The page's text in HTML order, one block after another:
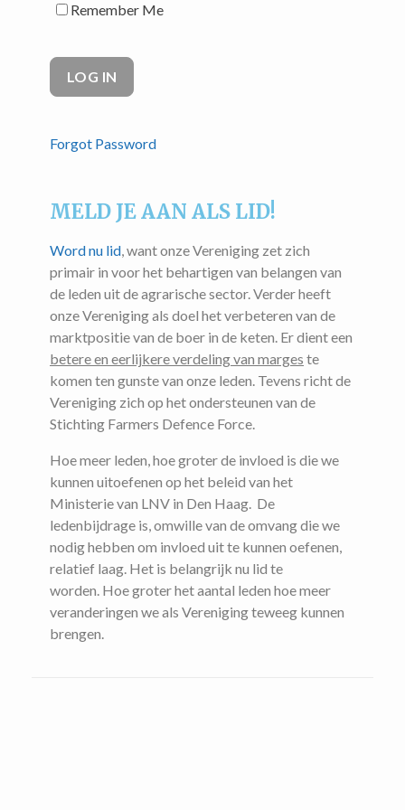
Remember Me
Forgot Password
MELD JE AAN ALS LID!
Word nu lid, want onze Vereniging zet zich
primair in voor het behartigen van belangen van
de leden uit de agrarische sector. Verder heeft
onze Vereniging als doel het verbeteren van de
marktpositie van de boer in de keten. Er dient een
betere en eerlijkere verdeling van marges te
komen ten gunste van onze leden. Tevens richt de
Vereniging zich op het ondersteunen van de
Stichting Farmers Defence Force.
Hoe meer leden, hoe groter de invloed is die we
kunnen uitoefenen op het beleid van het
Ministerie van LNV in Den Haag. De
ledenbijdrage is, omwille van de omvang die we
nodig hebben om invloed uit te kunnen oefenen,
relatief laag. Het is belangrijk nu lid te
worden. Hoe groter het aantal leden hoe meer
veranderingen we als Vereniging teweeg kunnen
brengen.